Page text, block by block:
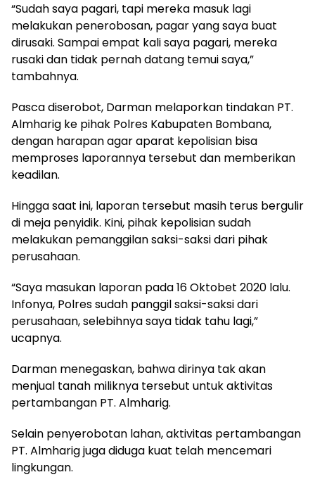
“Sudah saya pagari, tapi mereka masuk lagi
melakukan penerobosan, pagar yang saya buat
dirusaki. Sampai empat kali saya pagari, mereka
rusaki dan tidak pernah datang temui saya,”
tambahnya.
Pasca diserobot, Darman melaporkan tindakan PT.
Almharig ke pihak Polres Kabupaten Bombana,
dengan harapan agar aparat kepolisian bisa
memproses laporannya tersebut dan memberikan
keadilan.
Hingga saat ini, laporan tersebut masih terus bergulir
di meja penyidik. Kini, pihak kepolisian sudah
melakukan pemanggilan saksi-saksi dari pihak
perusahaan.
“Saya masukan laporan pada 16 Oktobet 2020 lalu.
Infonya, Polres sudah panggil saksi-saksi dari
perusahaan, selebihnya saya tidak tahu lagi,”
ucapnya.
Darman menegaskan, bahwa dirinya tak akan
menjual tanah miliknya tersebut untuk aktivitas
pertambangan PT. Almharig.
Selain penyerobotan lahan, aktivitas pertambangan
PT. Almharig juga diduga kuat telah mencemari
lingkungan.